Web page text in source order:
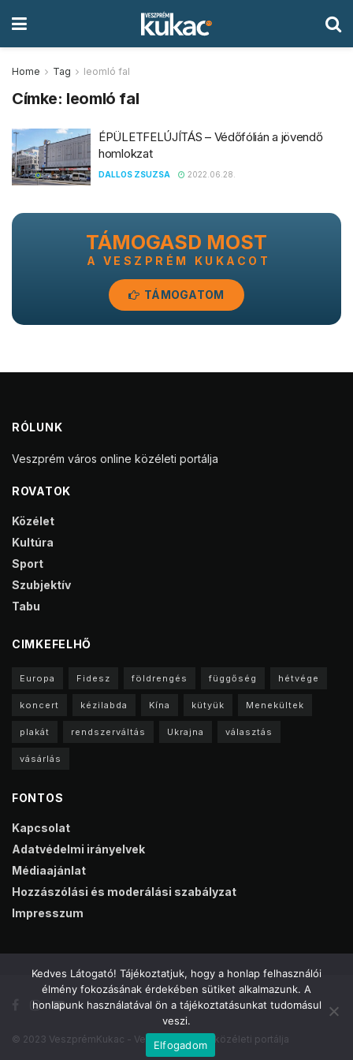
Home Tag leomló fal
Címke: leomló fal
ÉPÜLETFELÚJÍTÁS – Védőfólián a jövendő
homlokzat
DALLOS ZSUZSA 2022.06.28.
TÁMOGASD MOST
A VESZPRÉM KUKACOT
TÁMOGATOM
RÓLUNK
Veszprém város online közéleti portálja
ROVATOK
Közélet
Kultúra
Sport
Szubjektív
Tabu
CIMKEFELHŐ
Europa Fidesz földrengés függőség hétvége
koncert kézilabda Kína kütyük Menekültek
plakát rendszerváltás Ukrajna választás
vásárlás
FONTOS
Kapcsolat
Adatvédelmi irányelvek
Médiaajánlat
Hozzászólási és moderálási szabályzat
Impresszum
© 2023 VeszprémKukac - Veszprém online közéleti portálja
Kedves Látogató! Tájékoztatjuk, hogy a honlap felhasználói
élmény fokozásának érdekében sütiket alkalmazunk. A
honlapunk használatával ön a tájékoztatásunkat tudomásul
veszi.
Elfogadom